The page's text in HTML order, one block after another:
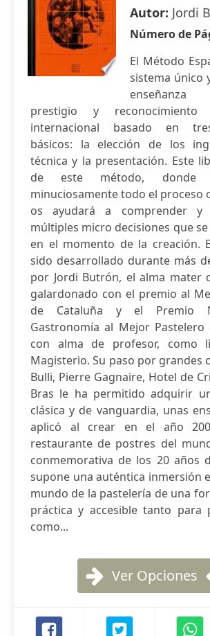
Autor: Jordi
Número de
El Método
sistema único
prestigio y
internacional basado en
básicos: la elección de los
técnica y la presentación. Este
de este método, donde
minuciosamente todo el proceso
os ayudará a comprender y
múltiples micro decisiones que
en el momento de la creación.
sido desarrollado durante más
por Jordi Butrón, el alma mater
galardonado con el premio al
de Cataluña y el Premio
Gastronomía al Mejor Pastelero
con alma de profesor, como
Magisterio. Su paso por grandes
Bulli, Pierre Gagnaire, Hotel de
Bras le ha permitido adquirir
clásica y de vanguardia, unas
aplicó al crear en el año
restaurante de postres del
conmemorativa de los 20 años
supone una auténtica inmersión
mundo de la pastelería de una
práctica y accesible tanto para
como...
Ver Opciones